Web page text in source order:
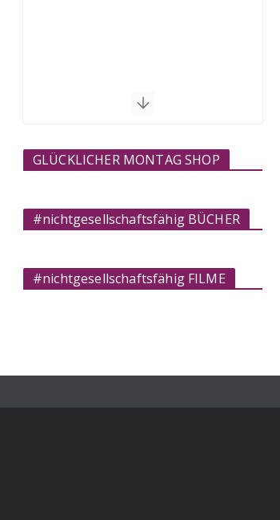
GLÜCKLICHER MONTAG SHOP
#nichtgesellschaftsfähig BÜCHER
#nichtgesellschaftsfähig FILME